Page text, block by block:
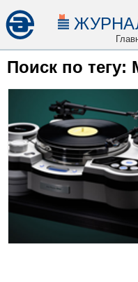
Поиск по тегу: